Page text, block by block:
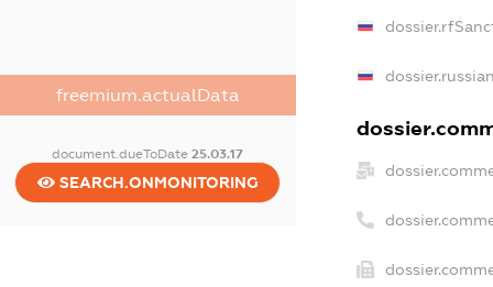
freemium.actualData
document.dueToDate25.03.17
SEARCH.ONMONITORING